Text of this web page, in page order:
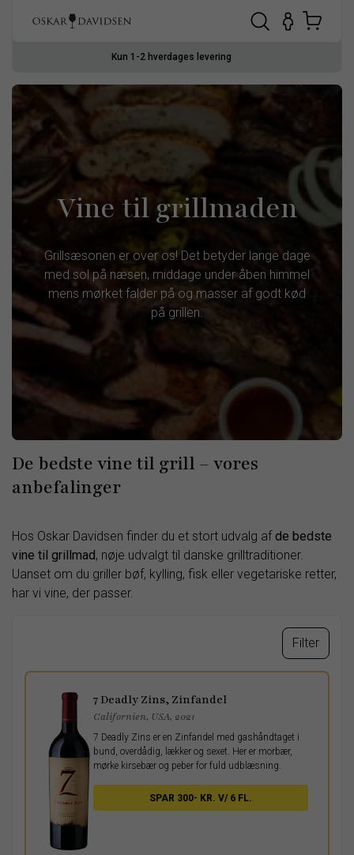
Kun 1-2 hverdages levering
Vine til grillmaden
Grillsæsonen er over os! Det betyder lange dage
med sol på næsen, middage under åben himmel
mens mørket falder på og masser af godt kød
på grillen.
De bedste vine til grill – vores
anbefalinger
Hos Oskar Davidsen finder du et stort udvalg afde bedste
vine til grillmad, nøje udvalgt til danske grilltraditioner.
Uanset om du griller bøf, kylling, fisk eller vegetariske retter,
har vi vine, der passer.
Filter
7 Deadly Zins, Zinfandel
Californien, USA, 2021
7 Deadly Zins er en Zinfandel med gashåndtaget i
bund, overdådig, lækker og sexet. Her er morbær,
mørke kirsebær og peber for fuld udblæsning.
SPAR 300- KR. V/ 6 FL.